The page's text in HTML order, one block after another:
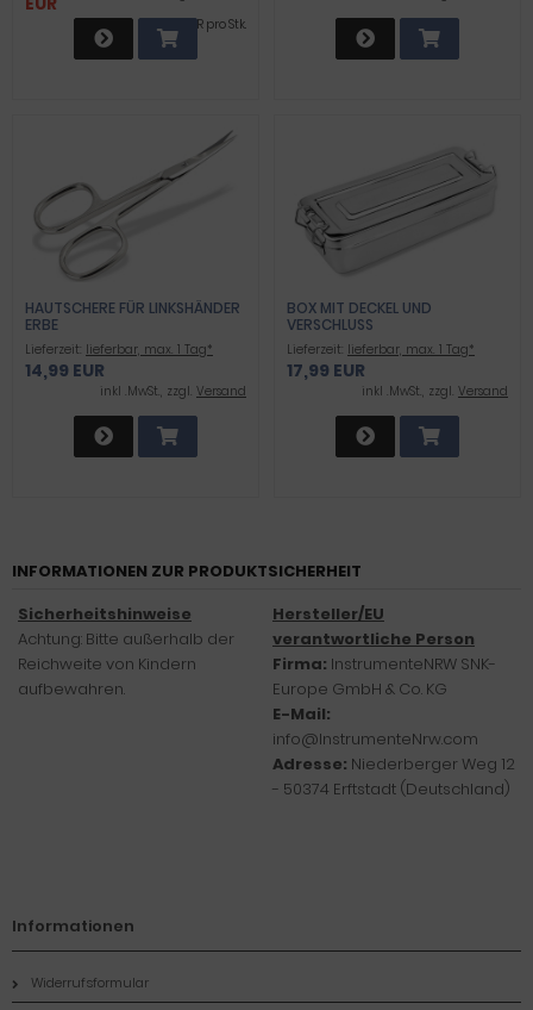
0,08 EUR pro Stk.
HAUTSCHERE FÜR LINKSHÄNDER
ERBE
Lieferzeit: lieferbar, max. 1 Tag*
14,99 EUR
inkl .MwSt., zzgl. Versand
BOX MIT DECKEL UND
VERSCHLUSS
Lieferzeit: lieferbar, max. 1 Tag*
17,99 EUR
inkl .MwSt., zzgl. Versand
INFORMATIONEN ZUR PRODUKTSICHERHEIT
Sicherheitshinweise
Achtung: Bitte außerhalb der
Reichweite von Kindern
aufbewahren.
Hersteller/EU
verantwortliche Person
Firma: InstrumenteNRW SNK-
Europe GmbH & Co. KG
E-Mail:
info@InstrumenteNrw.com
Adresse: Niederberger Weg 12
- 50374 Erftstadt (Deutschland)
Informationen
Widerrufsformular